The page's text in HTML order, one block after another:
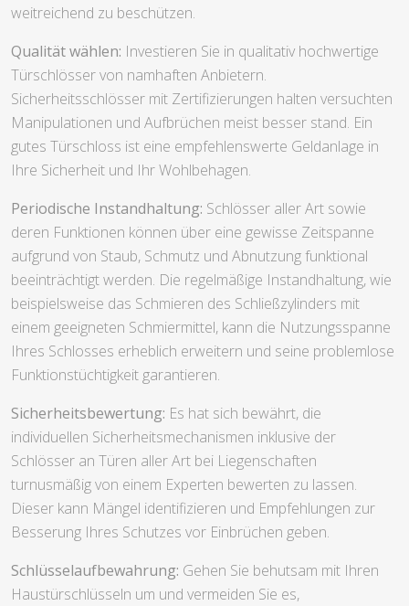
weitreichend zu beschützen.
Qualität wählen: Investieren Sie in qualitativ hochwertige
Türschlösser von namhaften Anbietern.
Sicherheitsschlösser mit Zertifizierungen halten versuchten
Manipulationen und Aufbrüchen meist besser stand. Ein
gutes Türschloss ist eine empfehlenswerte Geldanlage in
Ihre Sicherheit und Ihr Wohlbehagen.
Periodische Instandhaltung: Schlösser aller Art sowie
deren Funktionen können über eine gewisse Zeitspanne
aufgrund von Staub, Schmutz und Abnutzung funktional
beeinträchtigt werden. Die regelmäßige Instandhaltung, wie
beispielsweise das Schmieren des Schließzylinders mit
einem geeigneten Schmiermittel, kann die Nutzungsspanne
Ihres Schlosses erheblich erweitern und seine problemlose
Funktionstüchtigkeit garantieren.
Sicherheitsbewertung: Es hat sich bewährt, die
individuellen Sicherheitsmechanismen inklusive der
Schlösser an Türen aller Art bei Liegenschaften
turnusmäßig von einem Experten bewerten zu lassen.
Dieser kann Mängel identifizieren und Empfehlungen zur
Besserung Ihres Schutzes vor Einbrüchen geben.
Schlüsselaufbewahrung: Gehen Sie behutsam mit Ihren
Haustürschlüsseln um und vermeiden Sie es,